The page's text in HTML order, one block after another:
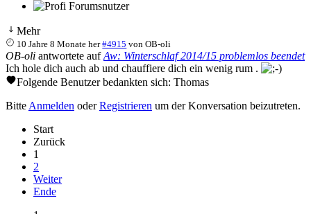
Mehr
10 Jahre 8 Monate her #4915 vonOB-oli
OB-oli antwortete aufAw: Winterschlaf 2014/15 problemlos beendet
Ich hole dich auch ab und chauffiere dich ein wenig rum .
Folgende Benutzer bedankten sich: Thomas
Bitte Anmelden oderRegistrieren um der Konversation beizutreten.
Start
Zurück
1
2
Weiter
Ende